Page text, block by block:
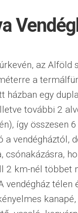
az
a
házban egy
további 2
így összesen
a vendégháztól,
csónakázásra,
2 km-nél többet
vendégház